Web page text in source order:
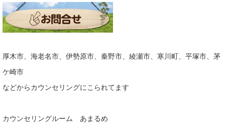
厚木市、海老名市、伊勢原市、秦野市、綾瀬市、寒川町、平塚市、茅
ケ崎市
などからカウンセリングにこられてます
カウンセリングルーム あまるめ